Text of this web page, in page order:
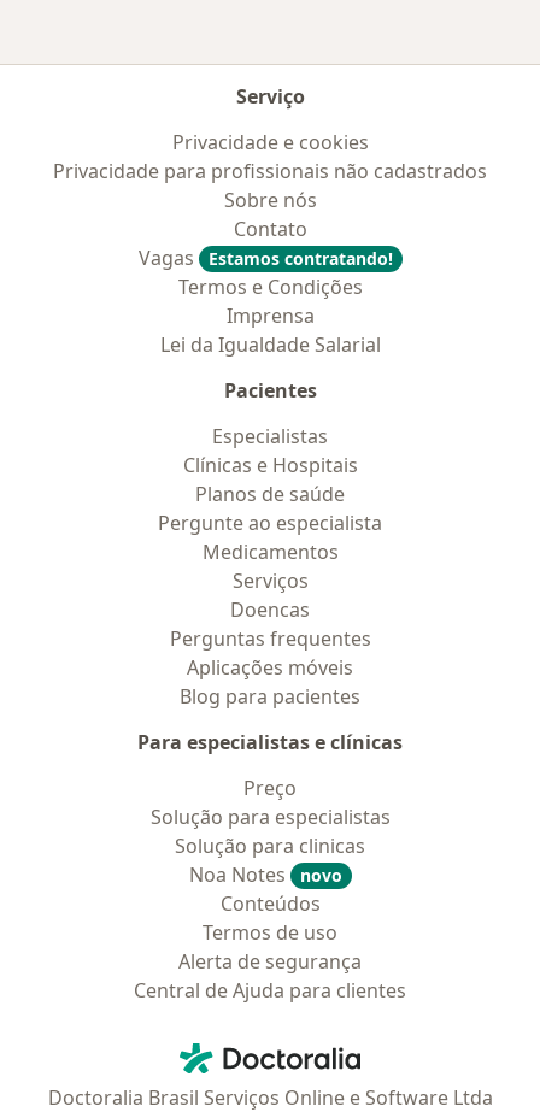
Serviço
Privacidade e cookies
Privacidade para profissionais não cadastrados
Sobre nós
Contato
Vagas
Estamos contratando!
Termos e Condições
Imprensa
Lei da Igualdade Salarial
Pacientes
Especialistas
Clínicas e Hospitais
Planos de saúde
Pergunte ao especialista
Medicamentos
Serviços
Doencas
Perguntas frequentes
Aplicações móveis
Blog para pacientes
Para especialistas e clínicas
Preço
Solução para especialistas
Solução para clinicas
Noa Notes
novo
Conteúdos
Termos de uso
Alerta de segurança
Central de Ajuda para clientes
Doctoralia - Homepage
Doctoralia Brasil Serviços Online e Software Ltda